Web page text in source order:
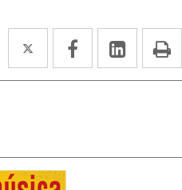
Twitter
Enlace
a
externa.
Facebook
Enlace
a
externa.
Enlace
a